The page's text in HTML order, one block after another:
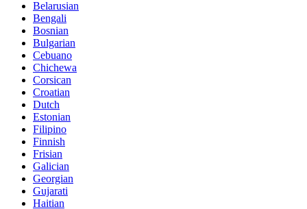
Belarusian
Bengali
Bosnian
Bulgarian
Cebuano
Chichewa
Corsican
Croatian
Dutch
Estonian
Filipino
Finnish
Frisian
Galician
Georgian
Gujarati
Haitian